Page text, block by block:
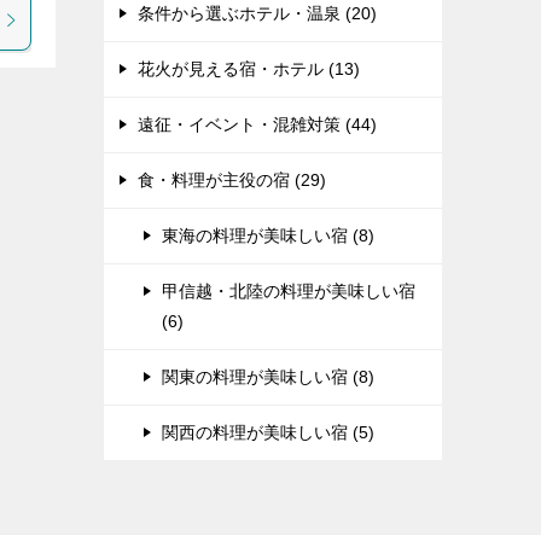
条件から選ぶホテル・温泉 (20)
花火が見える宿・ホテル (13)
遠征・イベント・混雑対策 (44)
食・料理が主役の宿 (29)
東海の料理が美味しい宿 (8)
甲信越・北陸の料理が美味しい宿
(6)
関東の料理が美味しい宿 (8)
関西の料理が美味しい宿 (5)